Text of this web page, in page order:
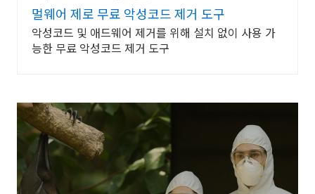
멀웨어 제로 무료 악성코드 제거 도구
악성코드 및 애드웨어 제거를 위해 설치 없이 사용 가
능한 무료 악성코드 제거 도구